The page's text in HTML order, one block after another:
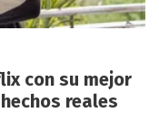
con su mejor
reales